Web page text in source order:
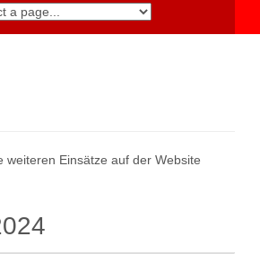
weiteren Einsätze auf der Website